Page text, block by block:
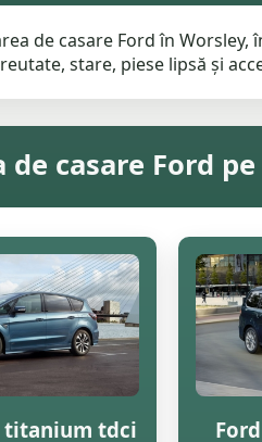
de casare Ford în
stare, piese lipsă și
de casare Ford
titanium tdci